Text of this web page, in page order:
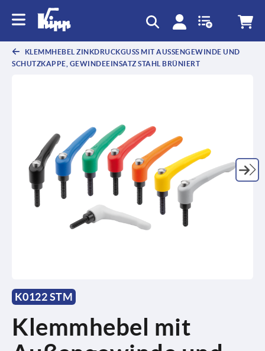
KLEMMHEBEL ZINKDRUCKGUSS MIT AUSSENGEWINDE UND S
CHUTZKAPPE, GEWINDEEINSATZ STAHL BRÜNIERT
K0122 STM
Klemmhebel mit